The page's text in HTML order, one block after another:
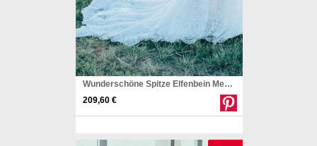
Wunderschöne Spitze Elfenbein Meerjungfrau Schatz Rustikales Hochzeitskleid Twa5122
209,60 €